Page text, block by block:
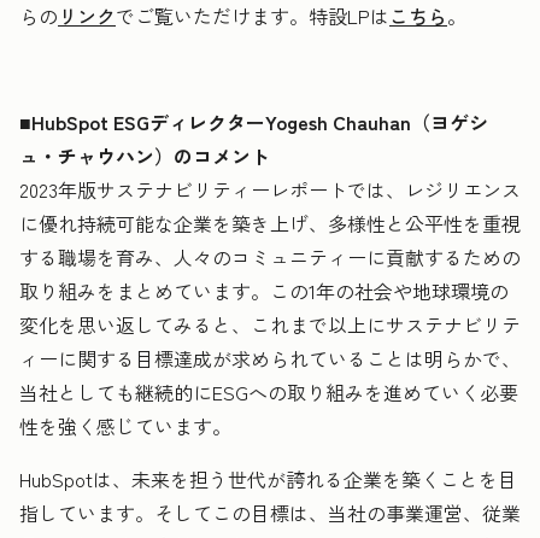
らの リンクでご覧いただけます。特設LPは こちら。
■HubSpot ESGディレクターYogesh Chauhan（ヨゲシ
ュ・チャウハン）のコメント
2023年版サステナビリティーレポートでは、レジリエンス
に優れ持続可能な企業を築き上げ、多様性と公平性を重視
する職場を育み、人々のコミュニティーに貢献するための
取り組みをまとめています。この1年の社会や地球環境の
変化を思い返してみると、これまで以上にサステナビリテ
ィーに関する目標達成が求められていることは明らかで、
当社としても継続的にESGへの取り組みを進めていく必要
性を強く感じています。
HubSpotは、未来を担う世代が誇れる企業を築くことを目
指しています。そしてこの目標は、当社の事業運営、従業